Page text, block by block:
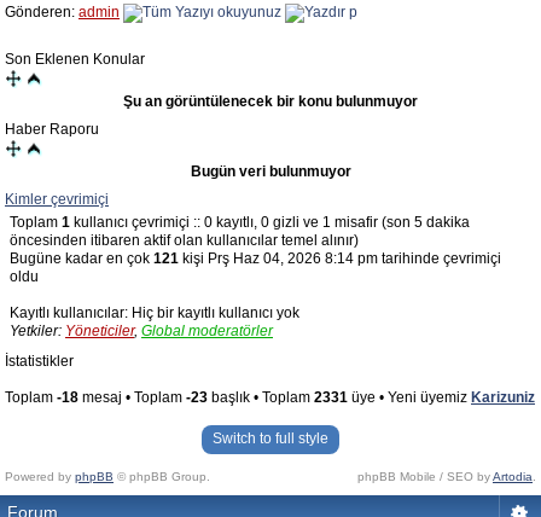
Gönderen: admin
Son Eklenen Konular
Şu an görüntülenecek bir konu bulunmuyor
Haber Raporu
Bugün veri bulunmuyor
Kimler çevrimiçi
Toplam 1 kullanıcı çevrimiçi :: 0 kayıtlı, 0 gizli ve 1 misafir (son 5 dakika
öncesinden itibaren aktif olan kullanıcılar temel alınır)
Bugüne kadar en çok 121 kişi Prş Haz 04, 2026 8:14 pm tarihinde çevrimiçi
oldu
Kayıtlı kullanıcılar: Hiç bir kayıtlı kullanıcı yok
Yetkiler: Yöneticiler, Global moderatörler
İstatistikler
Toplam -18 mesaj • Toplam -23 başlık • Toplam 2331 üye • Yeni üyemiz Karizuniz
Switch to full style
Powered by phpBB © phpBB Group. phpBB Mobile / SEO byArtodia
Forum